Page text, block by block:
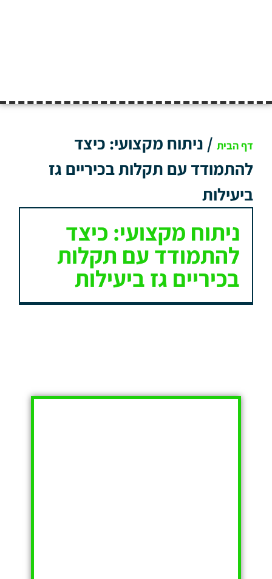
דף הבית / ניתוח מקצועי: כיצד
להתמודד עם תקלות בכיריים גז
ביעילות
ניתוח מקצועי: כיצד
להתמודד עם תקלות
בכיריים גז ביעילות